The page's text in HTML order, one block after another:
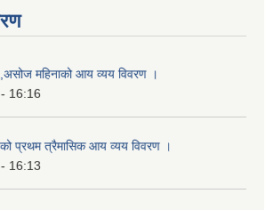
महिनाको आय व्यय विवरण ।
16:16
प्रथम त्रैमासिक आय व्यय विवरण ।
16:13